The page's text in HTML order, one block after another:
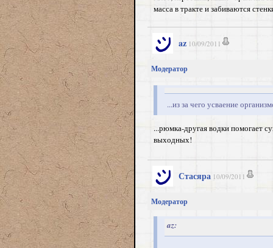
масса в тракте и забиваются
az 10/09/2011
Модератор
...из за чего усваение
...рюмка-другая водки помогает
выходных!
Стасяра 10/09/2011
Модератор
az: